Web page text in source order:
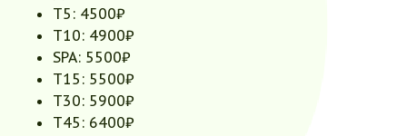
Т5: 4500₽
Т10: 4900₽
SPA: 5500₽
Т15: 5500₽
Т30: 5900₽
Т45: 6400₽